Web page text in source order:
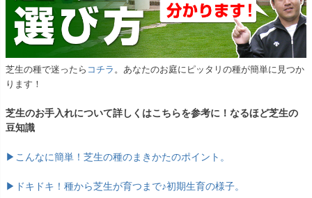
芝生の種で迷ったら コチラ 。あなたのお庭にピッタリの種が簡単に見つか
ります！
芝生のお手入れについて詳しくはこちらを参考に！なるほど芝生の
豆知識
▶こんなに簡単！芝生の種のまきかたのポイント。
▶ドキドキ！種から芝生が育つまで♪初期生育の様子。